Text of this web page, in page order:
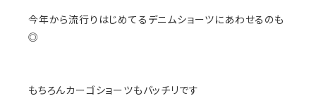
今年から流行りはじめてるデニムショーツにあわせるのも
◎
もちろんカーゴショーツもバッチリです